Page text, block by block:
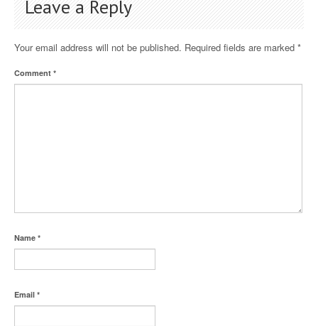
Leave a Reply
Your email address will not be published. Required fields are marked *
Comment *
Name *
Email *